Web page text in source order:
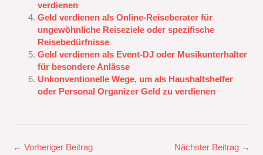
verdienen
Geld verdienen als Online-Reiseberater für
ungewöhnliche Reiseziele oder spezifische
Reisebedürfnisse
Geld verdienen als Event-DJ oder Musikunterhalter
für besondere Anlässe
Unkonventionelle Wege, um als Haushaltshelfer
oder Personal Organizer Geld zu verdienen
← Vorheriger Beitrag Nächster Beitrag →